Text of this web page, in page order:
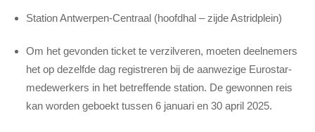
Station Antwerpen-Centraal (hoofdhal – zijde Astridplein)
Om het gevonden ticket te verzilveren, moeten deelnemers
het op dezelfde dag registreren bij de aanwezige Eurostar-
medewerkers in het betreffende station. De gewonnen reis
kan worden geboekt tussen 6 januari en 30 april 2025.